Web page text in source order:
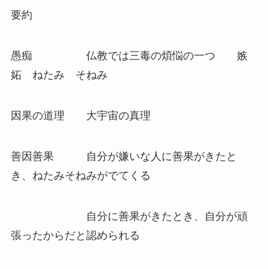
要約
愚痴 仏教では三毒の煩悩の一つ 嫉
妬 ねたみ そねみ
因果の道理 大宇宙の真理
善因善果 自分が嫌いな人に善果がきたと
き、ねたみそねみがでてくる
自分に善果がきたとき、自分が頑
張ったからだと認められる